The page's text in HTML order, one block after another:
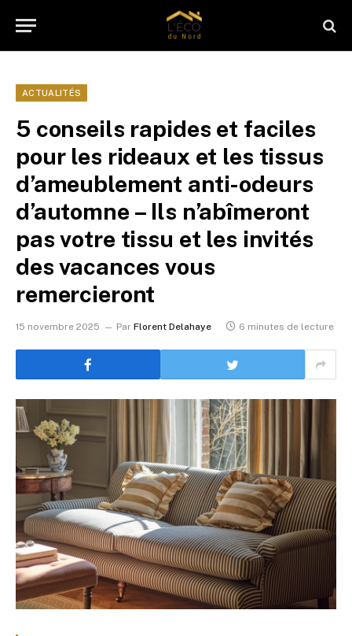
ACTUALITÉS
5 conseils rapides et faciles
pour les rideaux et les tissus
d’ameublement anti-odeurs
d’automne – Ils n’abîmeront
pas votre tissu et les invités
des vacances vous
remercieront
15 novembre 2025 Par Florent Delahaye 6 minutes de lecture